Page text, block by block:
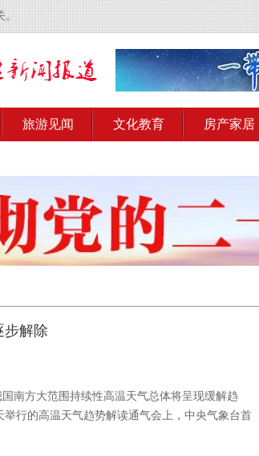
旅游见闻 文化教育 房产家居
步解除
南方大范围持续性高温天气总体将呈现缓解趋
行的高温天气趋势解读通气会上，中央气象台首